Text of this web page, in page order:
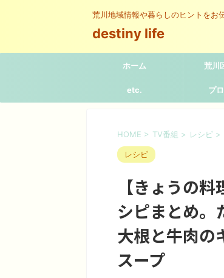
荒川地域情報や暮らしのヒントをお
destiny life
ホーム 荒川
etc. プ
HOME > TV番組 > レシピ >
レシピ
【きょうの
シピまとめ。
大根と牛肉の
スープ